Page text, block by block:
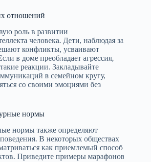
отношений
роль в развитии
человека. Дети, наблюдая за
конфликты, усваивают
в доме преобладает агрессия,
реакции. Закладывайте
в семейном кругу,
со своими эмоциями без
нормы
нормы также определяют
В некоторых обществах
как приемлемый способ
Приведите примеры марафонов